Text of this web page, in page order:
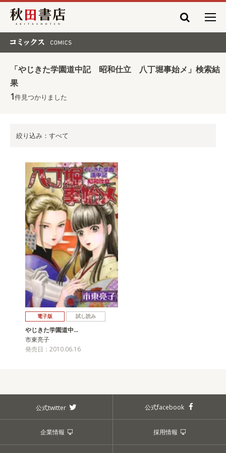
秋田書店
「やじきた学園道中記 昭和仕立 八丁堀事始メ」検索結
果
1件見つかりました
絞り込み：すべて
電子版 試し読み
やじきた学園道中…
市東亮子
発売日：2010.06.16
公式twitter 公式facebook
企業情報 採用情報